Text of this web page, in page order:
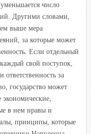
число
Другими словами,
выше мера
за которые может
Если отдельный
свой поступок,
ответственность за
государство может
экономические,
в нем нравы и
принципы, которые